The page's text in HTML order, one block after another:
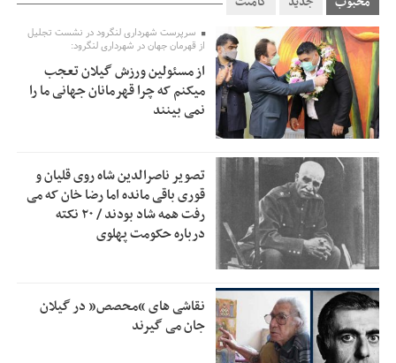
7:00
استاندار گیلان خواستار بررسی دقیق کنوانسیون خزر پیش از
تصویب در مجلس شد
0:51
پزشکیان‌: بهترین زمان برای دستیابی به توافق شرایط کنونی است/
از حقوق ملت کوتاه نمی‌آییم
13:01
عارف: جنگ اصلی امروز، جنگ روایت‌ها بر سر امید و هویت ملی
است
12:57
هشدار معاون وظیفه عمومی گیلان به سربازان فراری؛ اعطای
معافیت شایعه است
12:54
پاکستان: باید در برابر اسرائیل متحد شویم؛ عادی‌سازی هیچ
سودی ندارد
10:24 جهانگیر: امروز خبرنگاران ایران به عنوان خار چشم می‌درخشند
10:08
اتفاق عجیب در استقلال؛ امضای شجاعی پای صورت‌های مالی
٩ماه پس از استعفا
سرپرست شهرداری لنگرود در نشست تجلیل
از قهرمان جهان در شهرداری لنگرود:
از مسئولین ورزش گیلان تعجب
میکنم که چرا قهرمانان جهانی ما را
نمی بینند
تصویر ناصرالدین شاه روی قلیان و
قوری باقی مانده اما رضا خان که می
رفت همه شاد بودند / ۲۰ نکته
درباره حکومت پهلوی
نقاشی های “محصص” در گیلان
جان می گیرند